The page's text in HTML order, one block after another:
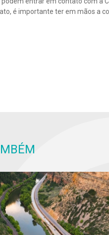
é importante ter em mãos a